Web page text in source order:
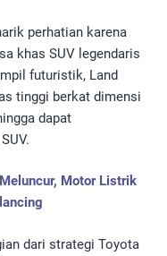
perhatian karena
khas SUV legendaris
futuristik, Land
tinggi berkat dimensi
dapat
Motor Listrik
dari strategi Toyota